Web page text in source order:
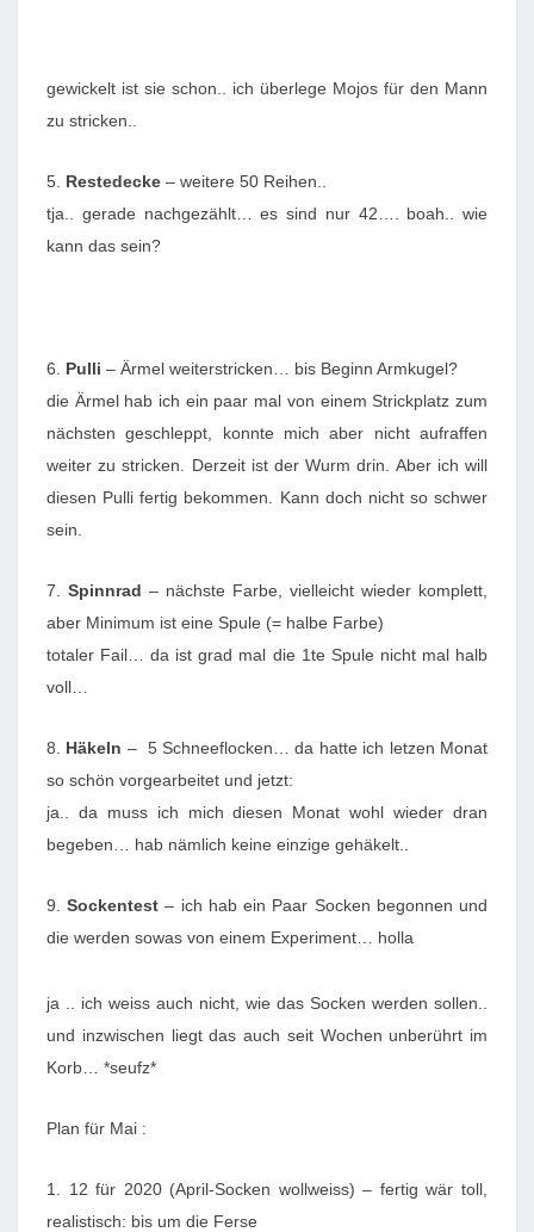
gewickelt ist sie schon.. ich überlege Mojos für den Mann
zu stricken..
5. Restedecke – weitere 50 Reihen..
tja.. gerade nachgezählt… es sind nur 42…. boah.. wie
kann das sein?
6. Pulli – Ärmel weiterstricken… bis Beginn Armkugel?
die Ärmel hab ich ein paar mal von einem Strickplatz zum
nächsten geschleppt, konnte mich aber nicht aufraffen
weiter zu stricken. Derzeit ist der Wurm drin. Aber ich will
diesen Pulli fertig bekommen. Kann doch nicht so schwer
sein.
7. Spinnrad – nächste Farbe, vielleicht wieder komplett,
aber Minimum ist eine Spule (= halbe Farbe)
totaler Fail… da ist grad mal die 1te Spule nicht mal halb
voll…
8. Häkeln – 5 Schneeflocken… da hatte ich letzen Monat
so schön vorgearbeitet und jetzt:
ja.. da muss ich mich diesen Monat wohl wieder dran
begeben… hab nämlich keine einzige gehäkelt..
9.Sockentest – ich hab ein Paar Socken begonnen und
die werden sowas von einem Experiment… holla
ja .. ich weiss auch nicht, wie das Socken werden sollen..
und inzwischen liegt das auch seit Wochen unberührt im
Korb… *seufz*
Plan für Mai :
1. 12 für 2020 (April-Socken wollweiss) – fertig wär toll,
realistisch: bis um die Ferse